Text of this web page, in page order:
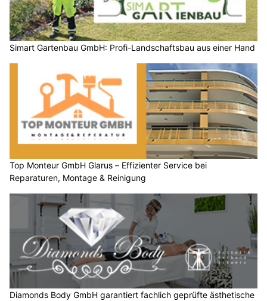
Simart Gartenbau GmbH: Profi-Landschaftsbau aus einer Hand
Top Monteur GmbH Glarus – Effizienter Service bei
Reparaturen, Montage & Reinigung
Diamonds Body GmbH garantiert fachlich geprüfte ästhetische